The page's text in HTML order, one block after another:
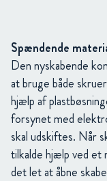
Spændende
Den nyskabende
at bruge både
hjælp af
forsynet med
skal udskiftes. Når
tilkalde hjælp ved et
det let at åbne